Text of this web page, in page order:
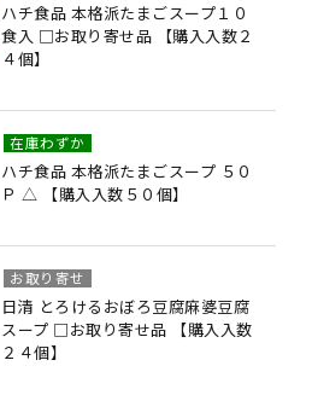
ハチ食品 本格派たまごスープ１０
食入 □お取り寄せ品 【購入入数２
４個】
ハチ食品 本格派たまごスープ ５０
Ｐ △ 【購入入数５０個】
在庫わずか
日清 とろけるおぼろ豆腐麻婆豆腐
スープ □お取り寄せ品 【購入入数
２４個】
お取り寄せ